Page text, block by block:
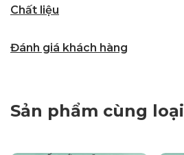
Chất liệu
Đánh giá khách hàng
Sản phẩm cùng loại